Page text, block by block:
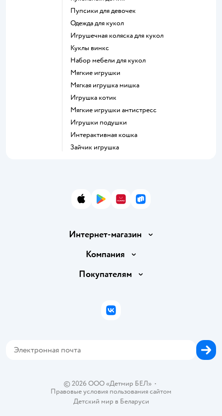
Пупсики для девочек
Одежда для кукол
Игрушечная коляска для кукол
Куклы винкс
Набор мебели для кукол
Мягкие игрушки
Мягкая игрушка мишка
Игрушка котик
Мягкие игрушки антистресс
Игрушки подушки
Интерактивная кошка
Зайчик игрушка
App StoreGoogle Play
AppGallery
RuStore
Интернет-магазин
Доставка и оплата
Правила продажи
Политика использования файлов cookie
Компания
Вакансии
Покупателям
Бонусные карты
© 2026 ООО «Детмир БЕЛ»•
Правовые условия пользования сайтом
Детский мир в Беларуси
ВКонтакте